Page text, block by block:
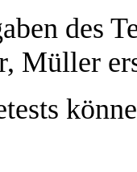
des
Müller